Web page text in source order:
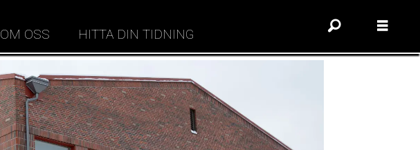
OM OSS HITTA DIN TIDNING